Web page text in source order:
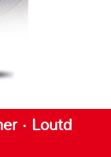
· Loutd